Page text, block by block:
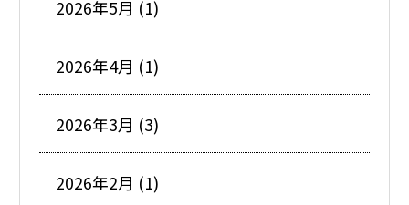
2026年5月 (1)
2026年4月 (1)
2026年3月 (3)
2026年2月 (1)